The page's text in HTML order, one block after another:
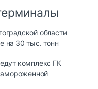
области
на 30 тыс. тонн
комплекс ГК